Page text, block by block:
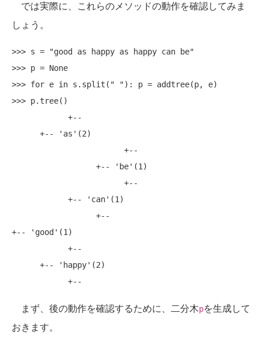
では実際に、これらのメソッドの動作を確認してみま
しょう。
>>> s = "good as happy as happy can be"
>>> p = None
>>> for e in s.split(" "): p = addtree(p, e)
>>> p.tree()
+-- 'good'(1)
まず、後の動作を確認するために、二分木pを生成して
おきます。